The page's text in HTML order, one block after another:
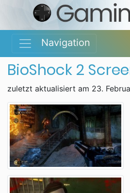
Navigation
BioShock 2
zuletzt aktualisiert am 23.